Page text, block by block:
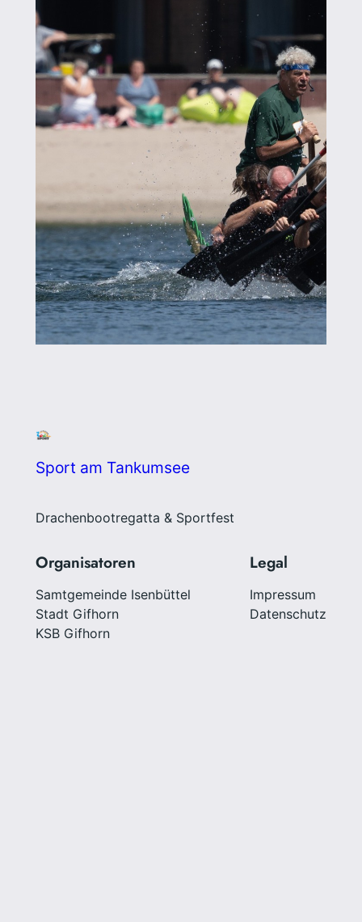
Sport am Tankumsee
Drachenbootregatta & Sportfest
Organisatoren
Samtgemeinde Isenbüttel
Stadt Gifhorn
KSB Gifhorn
Legal
Impressum
Datenschutz